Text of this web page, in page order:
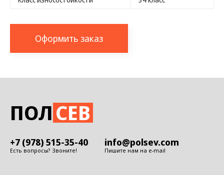
Оформить заказ
ПОЛСЕВ
+7 (978) 515-35-40
Есть вопросы? Звоните!
info@polsev.com
Пишите нам на e-mail